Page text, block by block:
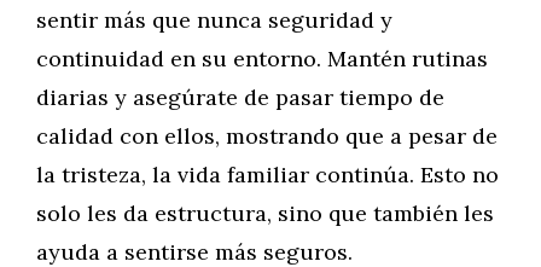
sentir más que nunca seguridad y
continuidad en su entorno. Mantén rutinas
diarias y asegúrate de pasar tiempo de
calidad con ellos, mostrando que a pesar de
la tristeza, la vida familiar continúa. Esto no
solo les da estructura, sino que también les
ayuda a sentirse más seguros.